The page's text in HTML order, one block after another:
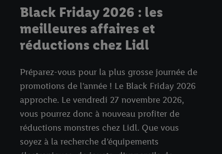
Black Friday 2026 : les
meilleures affaires et
réductions chez Lidl
Préparez-vous pour la plus grosse journée de
promotions de l’année ! Le Black Friday 2026
approche. Le vendredi 27 novembre 2026,
vous pourrez donc à nouveau profiter de
réductions monstres chez Lidl. Que vous
soyez à la recherche d’équipements